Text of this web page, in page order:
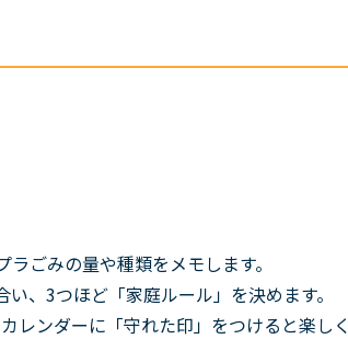
ごみの量や種類をメモします。
、3つほど「家庭ルール」を決めます。
レンダーに「守れた印」をつけると楽しく